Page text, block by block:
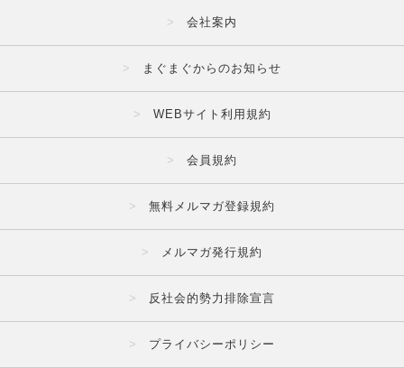
会社案内
まぐまぐからのお知らせ
WEBサイト利用規約
会員規約
無料メルマガ登録規約
メルマガ発行規約
反社会的勢力排除宣言
プライバシーポリシー